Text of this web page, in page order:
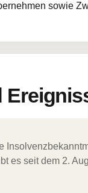
sowie
es seit dem 2.